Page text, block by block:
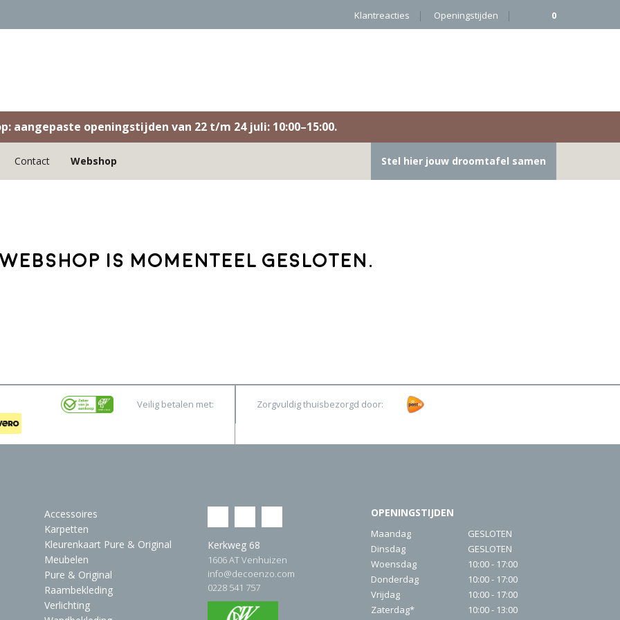
Klantreacties Openingstijden 0
aangepaste openingstijden van 22 t/m 24 juli: 10:00–15:00.
Contact Webshop Stel hier jouw droomtafel samen
is momenteel gesloten.
Veilig betalen met: Zorgvuldig thuisbezorgd door:
Accessoires
Karpetten
Kleurenkaart Pure & Original
Meubelen
Pure & Original
Raambekleding
Verlichting
Kerkweg 68
1606 AT Venhuizen
info@decoenzo.com
0228 541 757
OPENINGSTIJDEN
Maandag
GESLOTEN
Dinsdag
GESLOTEN
Woensdag
10:00 - 17:00
Donderdag
10:00 - 17:00
Vrijdag
10:00 - 17:00
Zaterdag*
10:00 - 13:00